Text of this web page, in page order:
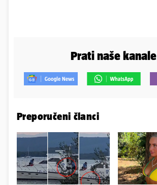
Prati naše kanale
Preporučeni članci